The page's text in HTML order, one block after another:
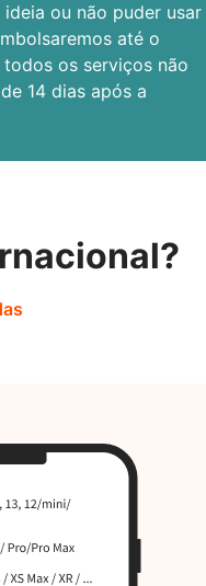
ou não puder usar
até o
os serviços não
14 dias após a